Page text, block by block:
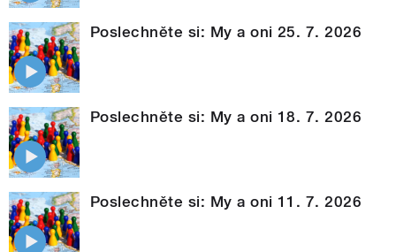
Poslechněte si: My a oni 25. 7. 2026
Poslechněte si: My a oni 18. 7. 2026
Poslechněte si: My a oni 11. 7. 2026